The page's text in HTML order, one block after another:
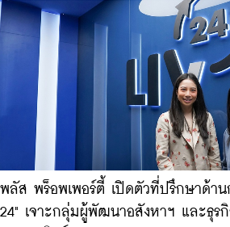
พลัส พร็อพเพอร์ตี้ เปิดตัวที่ปรึกษาด้าน
24" เจาะกลุ่มผู้พัฒนาอสังหาฯ และธุรกิ